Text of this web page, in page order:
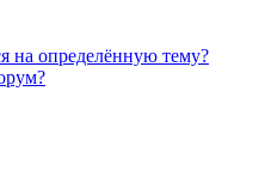
на определённую тему?